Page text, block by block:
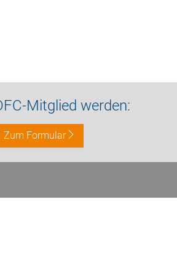
Mitglied werden:
Zum Formular